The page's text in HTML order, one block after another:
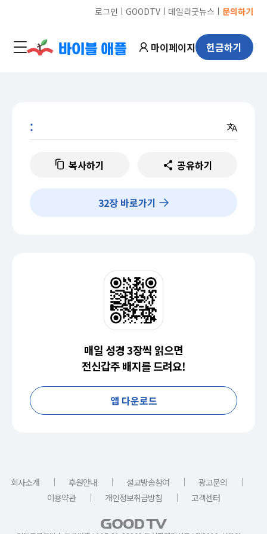
로그인 ㅣ GOODTVㅣ 데일리굿뉴스 ㅣ 문의하기
마이페이지 헌금하기
:
복사하기 공유하기
32장 바로가기
매일 성경 3장씩 읽으면
전신갑주 배지를 드려요!
앱 다운로드
회사소개 ｜ 후원안내 ｜ 설교방송참여 ｜ 광고문의
｜
이용약관
｜ 개인정보취급방침 ｜ 고객센터